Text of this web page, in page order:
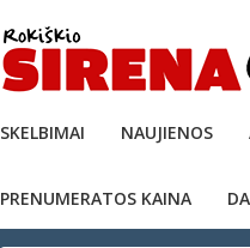
SKELBIMAI NAUJIENOS
PRENUMERATOS KAINA